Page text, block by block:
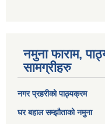
नमुना फाराम,
सामग्रीहरु
नगर प्रहरीको पाठ्यक्रम
घर बहाल सम्झौताको नमुना